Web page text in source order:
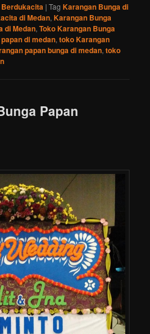
|Tag Karangan Bunga di
di Medan,Karangan Bunga
di Medan,Toko Karangan Bunga
di medan,toko Karangan
papan bunga di medan,toko
Papan